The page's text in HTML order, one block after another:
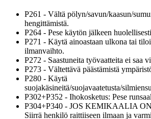
P261 - Vältä pölyn/savun/kaasun/
hengittämistä.
P264 - Pese käytön jälkeen
P271 - Käytä ainoastaan ulkona tai
ilmanvaihto.
P272 - Saastuneita työvaatteita ei saa
P273 - Vältettävä päästämistä
P280 - Käytä
suojakäsineitä/suojavaatetusta/
P302+P352 - Ihokosketus: Pese
P304+P340 - JOS KEMIKAALIA
Siirrä henkilö raittiiseen ilmaan ja